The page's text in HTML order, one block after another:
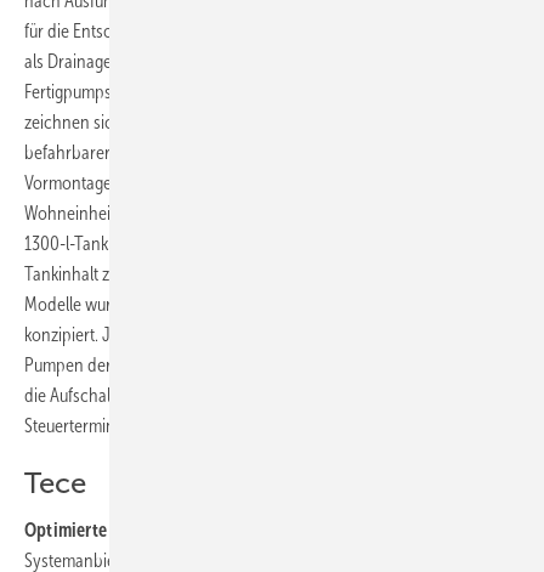
für die Entsorgung von Grau- und Schwarzwasser im Wohnungsbau,
als Drainage-Pumpstation oder zur Druckentwässerung. Die
Fertigpumpstationen der Modelle Sanifos 1300, 1600, 2100 und 3100
zeichnen sich durch einen Fertigteilschacht aus Polyethylen mit
befahrbarer Schachtabdeckung und die weitgehende werkseitige
Vormontage aus. Die für kleinere Objekte mit bis zu vier
Wohneinheiten konzipierte Variante Sanifos 1300 ist serienmäßig mit
1300-l-Tank und Doppelpumpenanlage ausgestattet. Die mit einem
Tankinhalt zwischen 1600 und 3100 l ausgestatteten größeren
Modelle wurden speziell für den Einsatz in der Wohnungswirtschaft
konzipiert. Je nach Anwendungsfall können sie mit einer oder zwei
Pumpen der Baureihe ZFS 71 ausgestattet werden. Optional ist auch
die Aufschaltung eines Funkalarm-Terminals sowie eines Smart-
Steuerterminals möglich.
Tece
Optimierte Duschrinne:
Systemanbieter Tece präsentierte auf der ISH in Frankfurt die neue